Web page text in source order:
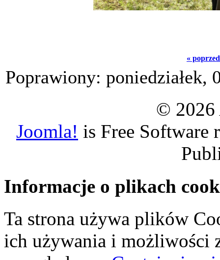
«
Poprawiony: poniedziałek,
© 2026
Joomla! is Free Software
Informacje o plikach
Ta strona używa plików
ich używania i możliwości